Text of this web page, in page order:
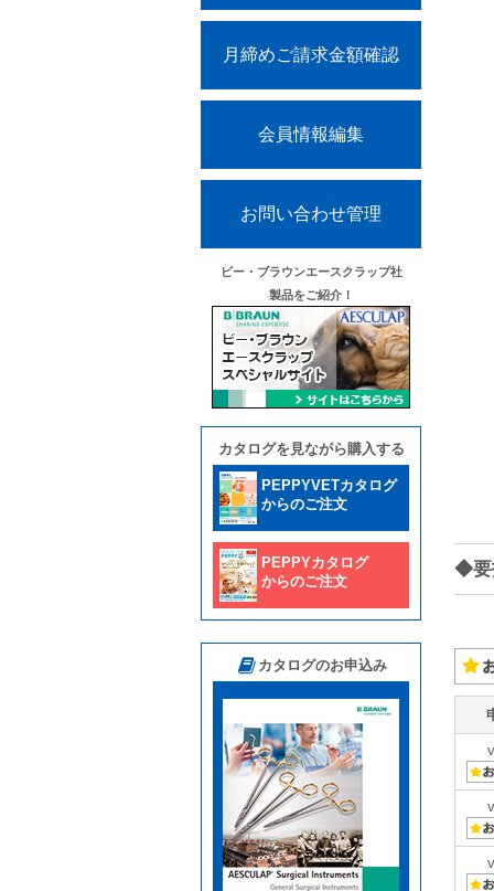
月締めご請求金額確認
会員情報編集
お問い合わせ管理
ビー・ブラウンエースクラップ社
製品をご紹介！
カタログを見ながら購入する
PEPPYVETカタログ
からのご注文
PEPPYカタログ
からのご注文
カタログのお申込み
◆要